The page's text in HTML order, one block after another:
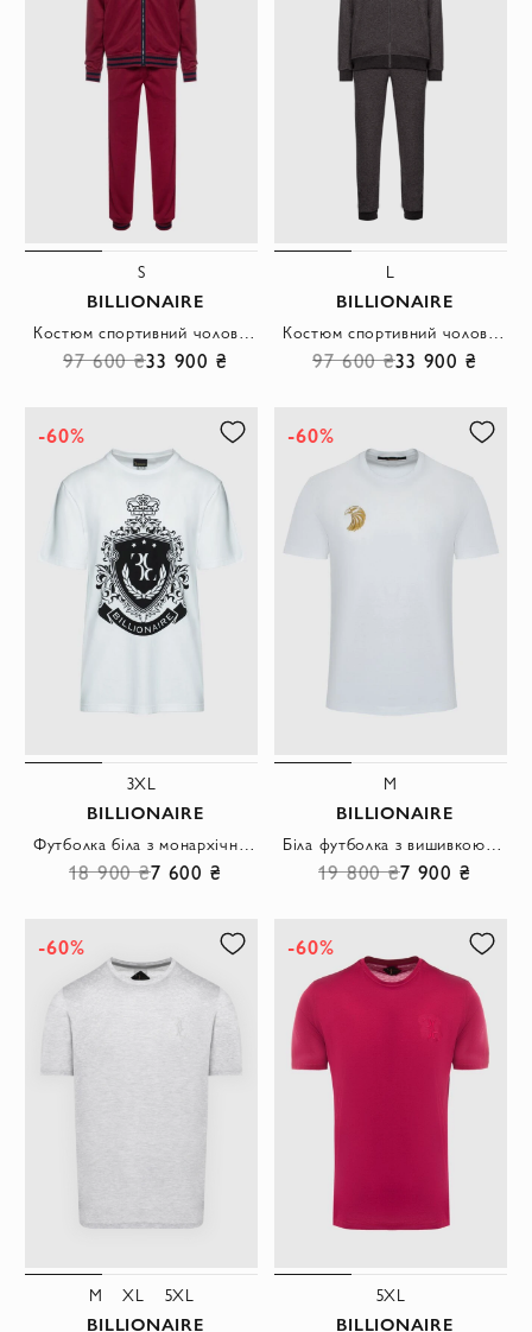
S
BILLIONAIRE
97 600 ₴33 900 ₴
L
BILLIONAIRE
97 600 ₴33 900 ₴
-60%
3XL
BILLIONAIRE
18 900 ₴7 600 ₴
-60%
M
BILLIONAIRE
19 800 ₴7 900 ₴
-60%
M XL 5XL
BILLIONAIRE
-60%
5XL
BILLIONAIRE